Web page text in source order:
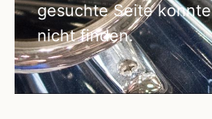
gesuchte Seite
nicht finden.